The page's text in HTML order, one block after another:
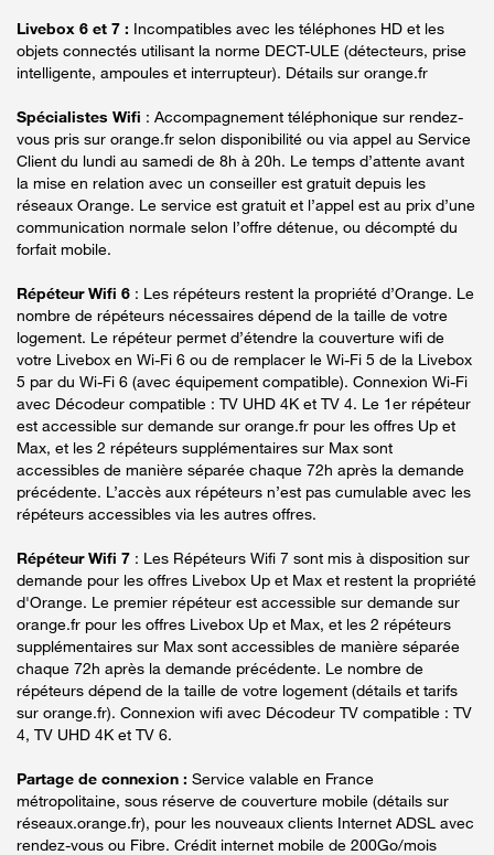
Livebox 6 et 7 : Incompatibles avec les téléphones HD et les
objets connectés utilisant la norme DECT-ULE (détecteurs, prise
intelligente, ampoules et interrupteur). Détails sur orange.fr
Spécialistes Wifi : Accompagnement téléphonique sur rendez-
vous pris sur orange.fr selon disponibilité ou via appel au Service
Client du lundi au samedi de 8h à 20h. Le temps d’attente avant
la mise en relation avec un conseiller est gratuit depuis les
réseaux Orange. Le service est gratuit et l’appel est au prix d’une
communication normale selon l’offre détenue, ou décompté du
forfait mobile.
Répéteur Wifi 6 : Les répéteurs restent la propriété d’Orange. Le
nombre de répéteurs nécessaires dépend de la taille de votre
logement. Le répéteur permet d’étendre la couverture wifi de
votre Livebox en Wi-Fi 6 ou de remplacer le Wi-Fi 5 de la Livebox
5 par du Wi-Fi 6 (avec équipement compatible). Connexion Wi-Fi
avec Décodeur compatible : TV UHD 4K et TV 4. Le 1er répéteur
est accessible sur demande sur orange.fr pour les offres Up et
Max, et les 2 répéteurs supplémentaires sur Max sont
accessibles de manière séparée chaque 72h après la demande
précédente. L’accès aux répéteurs n’est pas cumulable avec les
répéteurs accessibles via les autres offres.
Répéteur Wifi 7 : Les Répéteurs Wifi 7 sont mis à disposition sur
demande pour les offres Livebox Up et Max et restent la propriété
d'Orange. Le premier répéteur est accessible sur demande sur
orange.fr pour les offres Livebox Up et Max, et les 2 répéteurs
supplémentaires sur Max sont accessibles de manière séparée
chaque 72h après la demande précédente. Le nombre de
répéteurs dépend de la taille de votre logement (détails et tarifs
sur orange.fr). Connexion wifi avec Décodeur TV compatible : TV
4, TV UHD 4K et TV 6.
Partage de connexion : Service valable en France
métropolitaine, sous réserve de couverture mobile (détails sur
réseaux.orange.fr), pour les nouveaux clients Internet ADSL avec
rendez-vous ou Fibre. Crédit internet mobile de 200Go/mois